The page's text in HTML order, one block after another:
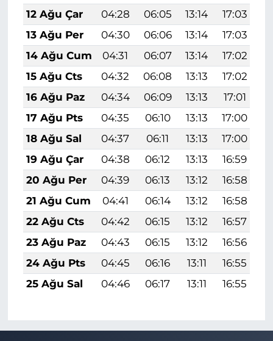
12 Ağu Çar
04:28 06:05 13:14 17:03
13 Ağu Per
04:30 06:06 13:14 17:03
14 Ağu Cum
04:31 06:07 13:14 17:02
15 Ağu Cts
04:32 06:08 13:13 17:02
16 Ağu Paz
04:34 06:09 13:13 17:01
17 Ağu Pts
04:35 06:10 13:13 17:00
18 Ağu Sal
04:37 06:11 13:13 17:00
19 Ağu Çar
04:38 06:12 13:13 16:59
20 Ağu Per
04:39 06:13 13:12 16:58
21 Ağu Cum
04:41 06:14 13:12 16:58
22 Ağu Cts
04:42 06:15 13:12 16:57
23 Ağu Paz
04:43 06:15 13:12 16:56
24 Ağu Pts
04:45 06:16 13:11 16:55
25 Ağu Sal
04:46 06:17 13:11 16:55